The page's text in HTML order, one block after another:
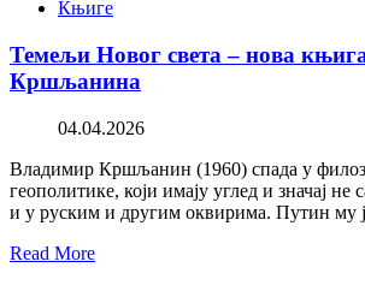
Књиге
Темељи Новог света – нова
Кршљанина
04.04.2026
Владимир Кршљанин (1960) спада у
геополитике, који имају углед и значај не
и у руским и другим оквирима. Путин му
Read More